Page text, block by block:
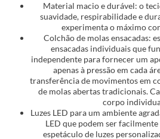
Material macio e durável: o
suavidade, respirabilidade e
experimenta o máximo
Colchão de molas ensacadas:
ensacadas individuais que
independente para fornecer um
apenas à pressão em cada
transferência de movimentos em
de molas abertas tradicionais.
corpo
Luzes LED para um ambiente
LED que podem ser
espetáculo de luzes